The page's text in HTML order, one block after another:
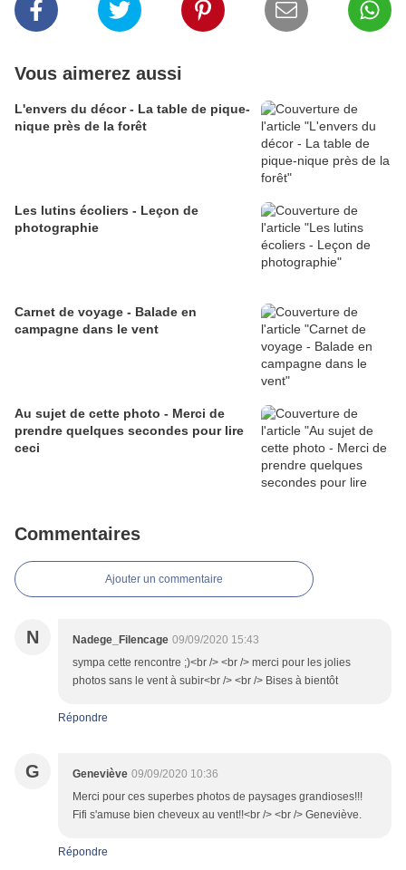
Vous aimerez aussi
L'envers du décor - La table de pique-
nique près de la forêt
Les lutins écoliers - Leçon de
photographie
Carnet de voyage - Balade en
campagne dans le vent
Au sujet de cette photo - Merci de
prendre quelques secondes pour lire
ceci
Commentaires
Ajouter un commentaire
N Nadege_Filencage 09/09/2020 15:43
sympa cette rencontre ;)<br /> <br /> merci pour les jolies
photos sans le vent à subir<br /> <br /> Bises à bientôt
Répondre
G Geneviève 09/09/2020 10:36
Merci pour ces superbes photos de paysages grandioses!!!
Fifi s'amuse bien cheveux au vent!!<br /> <br /> Geneviève.
Répondre